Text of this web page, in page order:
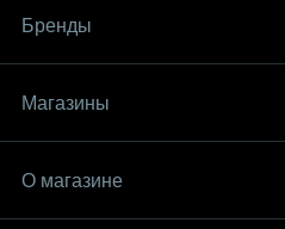
Бренды
Магазины
О магазине